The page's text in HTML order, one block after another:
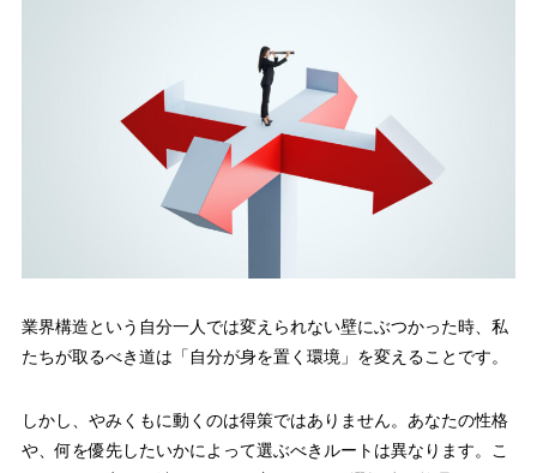
業界構造という自分一人では変えられない壁にぶつかった時、私
たちが取るべき道は「自分が身を置く環境」を変えることです。
しかし、やみくもに動くのは得策ではありません。あなたの性格
や、何を優先したいかによって選ぶべきルートは異なります。こ